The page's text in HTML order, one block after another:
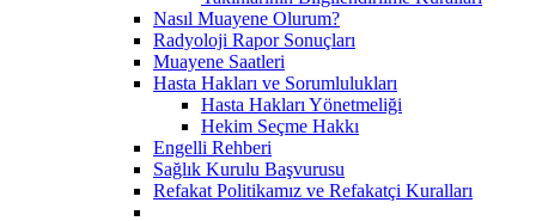
Nasıl Muayene Olurum?
Radyoloji Rapor Sonuçları
Muayene Saatleri
Hasta Hakları ve Sorumlulukları
Hasta Hakları Yönetmeliği
Hekim Seçme Hakkı
Engelli Rehberi
Sağlık Kurulu Başvurusu
Refakat Politikamız ve Refakatçi Kuralları